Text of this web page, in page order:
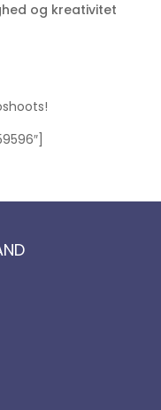
og kreativitet